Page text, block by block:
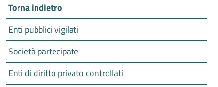
Torna indietro
Enti pubblici vigilati
Società partecipate
Enti di diritto privato controllati